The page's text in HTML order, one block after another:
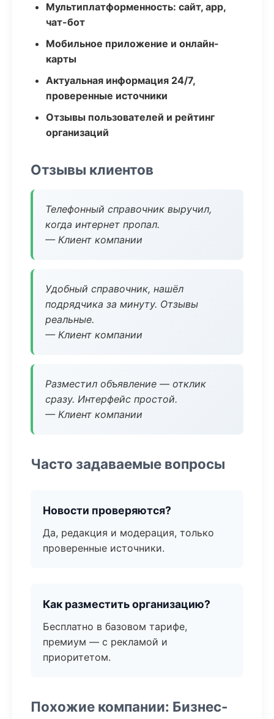
Мультиплатформенность: сайт, app,
чат-бот
Мобильное приложение и онлайн-
карты
Актуальная информация 24/7,
проверенные источники
Отзывы пользователей и рейтинг
организаций
Отзывы клиентов
Телефонный справочник выручил,
когда интернет пропал.
— Клиент компании
Удобный справочник, нашёл
подрядчика за минуту. Отзывы
реальные.
— Клиент компании
Разместил объявление — отклик
сразу. Интерфейс простой.
— Клиент компании
Часто задаваемые вопросы
Новости проверяются?
Да, редакция и модерация, только
проверенные источники.
Как разместить организацию?
Бесплатно в базовом тарифе,
премиум — с рекламой и
приоритетом.
Похожие компании: Бизнес-